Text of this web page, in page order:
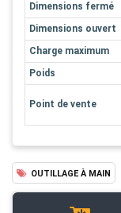
Dimensions fermé
Dimensions ouvert
Charge maximum
Poids
Point de vente
OUTILLAGE À MAIN